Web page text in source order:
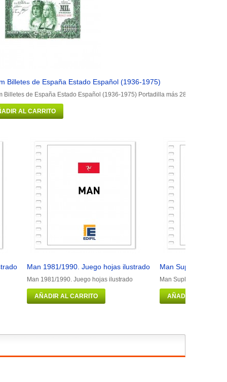
Billetes de España Estado Español (1936-1975)
Billetes de España Estado Español (1936-1975) Portadilla más 28 hojas con
AL CARRITO
Man 1981/1990. Juego hojas ilustrado
Man 1981/1990. Juego hojas ilustrado
AÑADIR AL CARRITO
Man Suplemento
Man Suplemento 2016
AÑADIR AL